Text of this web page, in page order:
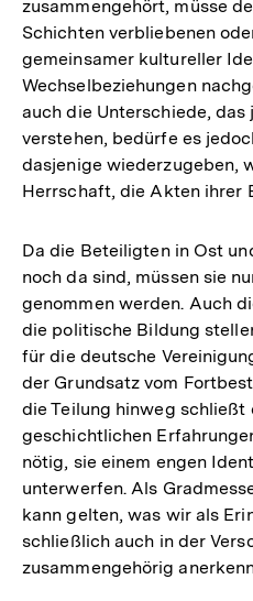
zusammengehört, müsse
Schichten verbliebenen
gemeinsamer kultureller
Wechselbeziehungen
auch die Unterschiede, das
verstehen, bedürfe es
dasjenige wiederzugeben,
Herrschaft, die Akten ihrer
Da die Beteiligten in Ost
noch da sind, müssen sie
genommen werden. Auch
die politische Bildung
für die deutsche
der Grundsatz vom
die Teilung hinweg schließt
geschichtlichen
nötig, sie einem engen
unterwerfen. Als
kann gelten, was wir als
schließlich auch in der
zusammengehörig